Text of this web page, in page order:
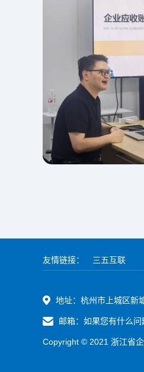
友情链接： 三五互联
地址：杭州市上城区新
邮箱：如果您有什么
Copyright © 2021 浙江省